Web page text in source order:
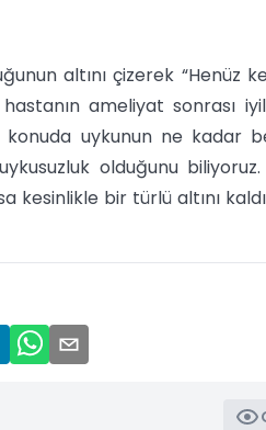
altını çizerek “Henüz
ameliyat sonrası
uykunun ne kadar
olduğunu
bir türlü altını